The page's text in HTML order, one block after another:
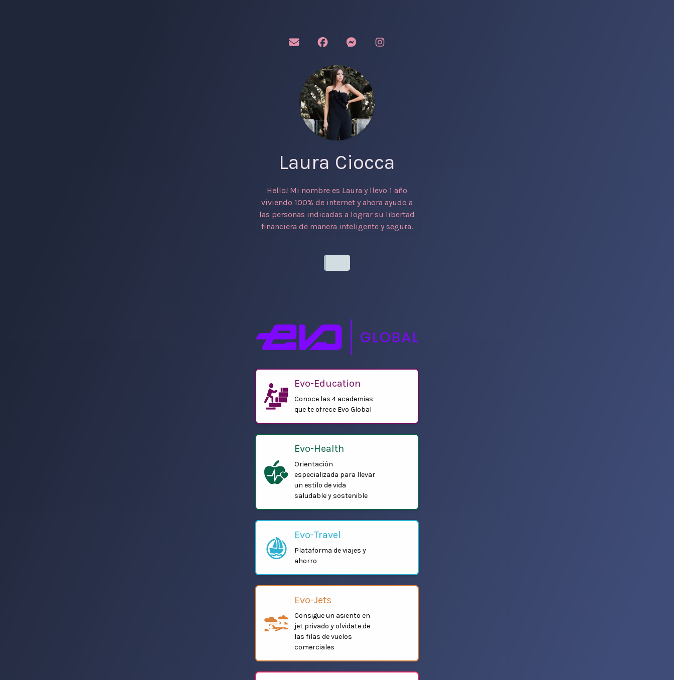
Laura Ciocca
Hello! Mi nombre es Laura y llevo 1 año
viviendo 100% de internet y ahora ayudo a
las personas indicadas a lograr su libertad
financiera de manera inteligente y segura.
Evo-Education
Conoce las 4 academias
que te ofrece Evo Global
Evo-Health
Orientación
especializada para llevar
un estilo de vida
saludable y sostenible
Evo-Travel
Plataforma de viajes y
ahorro
Evo-Jets
Consigue un asiento en
jet privado y olvidate de
las filas de vuelos
comerciales